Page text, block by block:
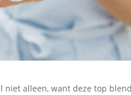
niet alleen, want deze top